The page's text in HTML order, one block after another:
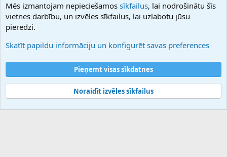
Hostmaria
Atbalsts
Palīdzība
Noteikumi un nosacījumi
Privātuma politika
Community platform by XenForo® © 2010-2025 XenForo Ltd.
Mēs izmantojam nepieciešamos sīkfailus, lai nodrošinātu šīs
vietnes darbību, un izvēles sīkfailus, lai uzlabotu jūsu
pieredzi.
Skatīt papildu informāciju un konfigurēt savas preferences
Pieņemt visas sīkdatnes
Noraidīt izvēles sīkfailus